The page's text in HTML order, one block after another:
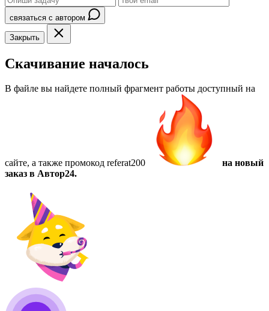
связаться с автором
Закрыть
Скачивание началось
В файле вы найдете полный фрагмент работы доступный на
сайте, а также промокод referat200
на новый
заказ в Автор24.